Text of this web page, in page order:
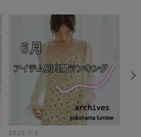
2025-7-1